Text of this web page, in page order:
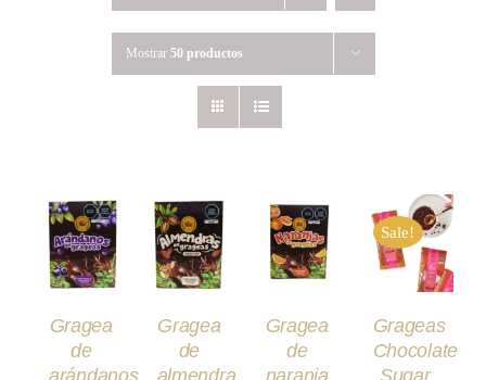
Mostrar 50 productos
AÑADIR
AL
CARRITO
/
DETALLES
Gragea
de
arándanos
AÑADIR
AL
CARRITO
/
DETALLES
Gragea
de
almendra
AL
CARRITO
/
Gragea
de
naranja
Sale!
AÑADIR
AL
CARRITO
/
DETALLES
Grageas
Chocolate
Sugar